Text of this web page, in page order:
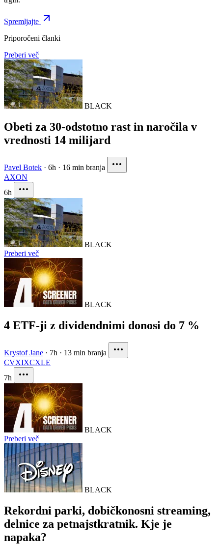
Spremljajte
Priporočeni članki
Preberi več
BLACK
Obeti za 30-odstotno rast in naročila v
vrednosti 14 milijard
Pavel Botek · 6h · 16 min branja
AXON
6h
BLACK
Preberi več
BLACK
4 ETF-ji z dividendnimi donosi do 7 %
Krystof Jane · 7h · 13 min branja
CVXIXCXLE
7h
BLACK
Preberi več
BLACK
Rekordni parki, dobičkonosni streaming,
delnice za petnajstkratnik. Kje je
napaka?